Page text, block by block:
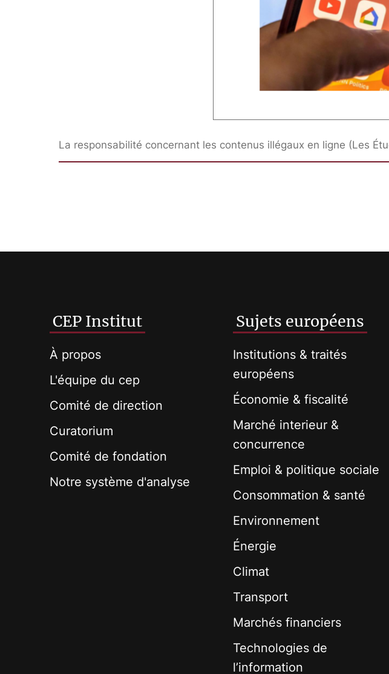
La responsabilité concernant les contenus illégaux en ligne (Les
CEP Institut
À propos
L'équipe du cep
Comité de direction
Curatorium
Comité de fondation
Notre système d'analyse
Sujets européens
Institutions & traités
européens
Économie & fiscalité
Marché interieur &
concurrence
Emploi & politique sociale
Consommation & santé
Environnement
Énergie
Climat
Transport
Marchés financiers
Technologies de
l’information